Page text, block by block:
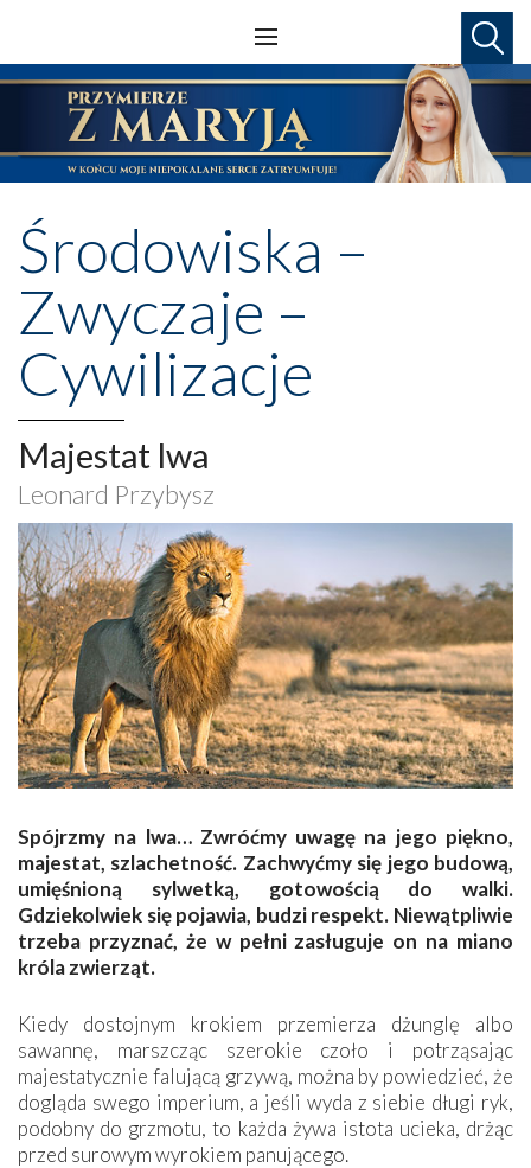
Środowiska –
Zwyczaje –
Cywilizacje
Majestat lwa
Leonard Przybysz
Spójrzmy na lwa… Zwróćmy uwagę na jego piękno,
majestat, szlachetność. Zachwyćmy się jego budową,
umięśnioną sylwetką, gotowością do walki.
Gdziekolwiek się pojawia, budzi respekt. Niewątpliwie
trzeba przyznać, że w pełni zasługuje on na miano
króla zwierząt.
Kiedy dostojnym krokiem przemierza dżunglę albo
sawannę, marszcząc szerokie czoło i potrząsając
majestatycznie falującą grzywą, można by powiedzieć, że
dogląda swego imperium, a jeśli wyda z siebie długi ryk,
podobny do grzmotu, to każda żywa istota ucieka, drżąc
przed surowym wyrokiem panującego.